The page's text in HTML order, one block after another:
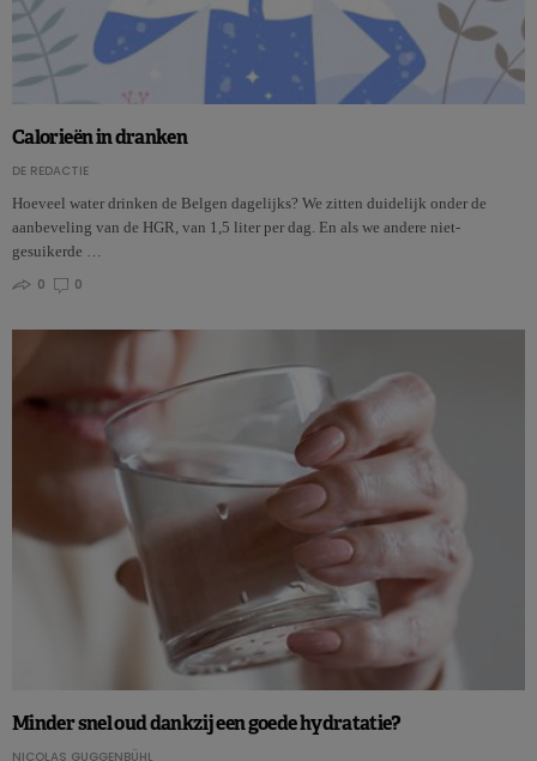
Calorieën in dranken
DE REDACTIE
Hoeveel water drinken de Belgen dagelijks? We zitten duidelijk onder de
aanbeveling van de HGR, van 1,5 liter per dag. En als we andere niet-
gesuikerde …
0
0
Minder snel oud dankzij een goede hydratatie?
NICOLAS GUGGENBÜHL